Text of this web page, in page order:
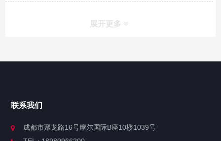
展开更多
联系我们
成都市聚龙路16号摩尔国际B座10楼1039号